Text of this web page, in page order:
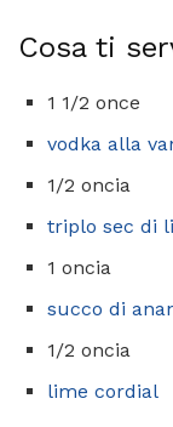
Cosa ti
1 1/2 once
vodka alla
1/2 oncia
triplo sec di
1 oncia
succo di
1/2 oncia
lime cordial